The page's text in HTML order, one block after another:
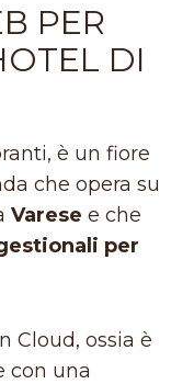
PER
DI
è un fiore
che opera su
Varese e che
per
Cloud, ossia è
con una